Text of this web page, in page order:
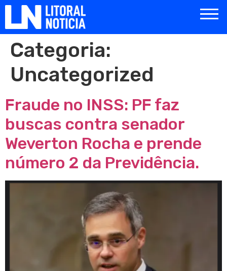
Categoria:
Uncategorized
Fraude no INSS: PF faz
buscas contra senador
Weverton Rocha e prende
número 2 da Previdência.